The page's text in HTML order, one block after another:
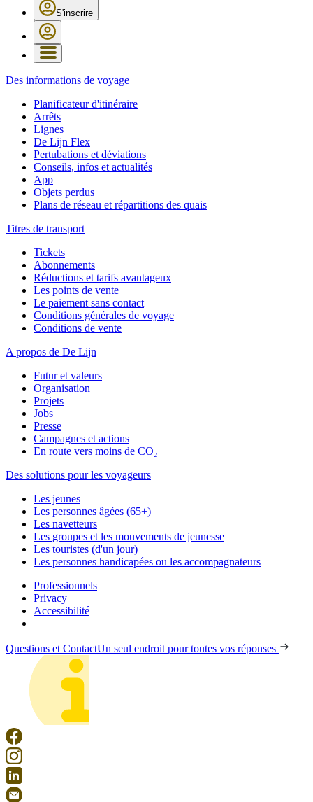
S'inscrire
Des informations de voyage
Planificateur d'itinéraire
Arrêts
Lignes
De Lijn Flex
Pertubations et déviations
Conseils, infos et actualités
App
Objets perdus
Plans de réseau et répartitions des quais
Titres de transport
Tickets
Abonnements
Réductions et tarifs avantageux
Les points de vente
Le paiement sans contact
Conditions générales de voyage
Conditions de vente
A propos de De Lijn
Futur et valeurs
Organisation
Projets
Jobs
Presse
Campagnes et actions
En route vers moins de CO₂
Des solutions pour les voyageurs
Les jeunes
Les personnes âgées (65+)
Les navetteurs
Les groupes et les mouvements de jeunesse
Les touristes (d'un jour)
Les personnes handicapées ou les accompagnateurs
Professionnels
Privacy
Accessibilité
Questions et ContactUn seul endroit pour toutes vos réponses